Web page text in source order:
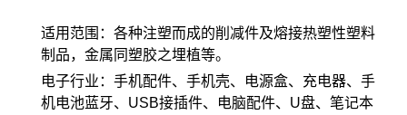
适用范围：各种注塑而成的削减件及熔接热塑性塑料
制品，金属同塑胶之埋植等。
电子行业：手机配件、手机壳、电源盒、充电器、手
机电池蓝牙、USB接插件、电脑配件、U盘、笔记本